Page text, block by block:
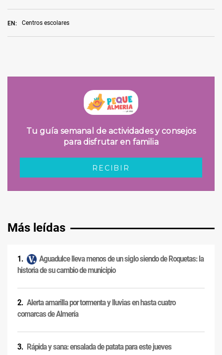
EN: Centros escolares
Más leídas
Aguadulce lleva menos de un siglo siendo de Roquetas: la
historia de su cambio de municipio
Alerta amarilla por tormenta y lluvias en hasta cuatro
comarcas de Almería
Rápida y sana: ensalada de patata para este jueves